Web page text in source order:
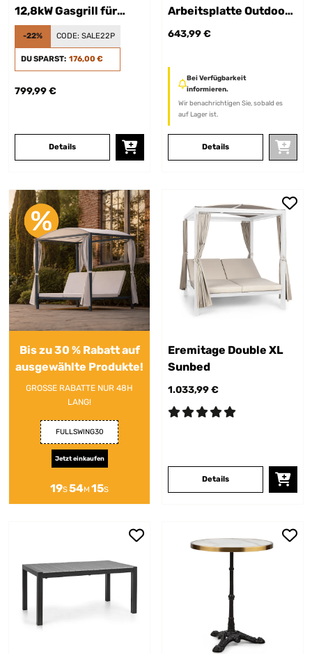
12,8kW Gasgrill für
Outdoor Küche
Anthrazit
-22% CODE: SALE22P
DU SPARST: 176,00 €
799,99 €
Details
Arbeitsplatte Outdoor
Küchenschrank
643,99 €
Bei Verfügbarkeit
informieren.
Wir benachrichtigen Sie, sobald es
auf Lager ist.
Details
Bis zu 30 % Rabatt auf
ausgewählte Produkte!
GROSSE RABATTE NUR 48H
LANG!
FULLSWING30
Jetzt einkaufen
19S54M 14S
Eremitage Double XL
Sunbed
1.033,99 €
Details